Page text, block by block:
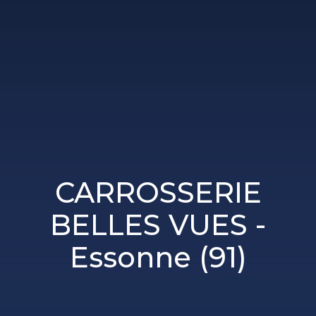
CARROSSERIE
BELLES VUES -
Essonne (91)